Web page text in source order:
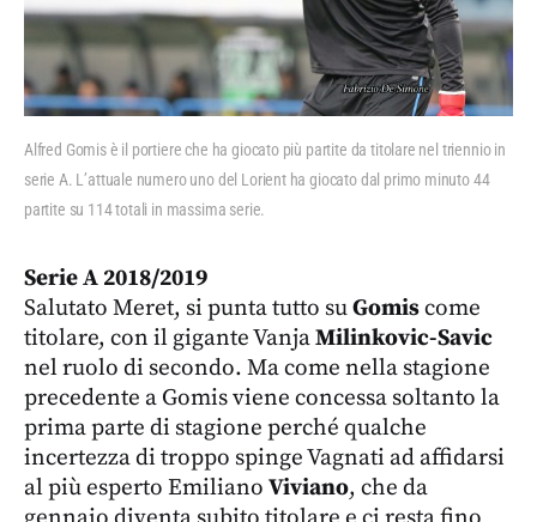
Alfred Gomis è il portiere che ha giocato più partite da titolare nel triennio in
serie A. L’attuale numero uno del Lorient ha giocato dal primo minuto 44
partite su 114 totali in massima serie.
Serie A 2018/2019
Salutato Meret, si punta tutto suGomiscome
titolare, con il gigante VanjaMilinkovic-Savic
nel ruolo di secondo. Ma come nella stagione
precedente a Gomis viene concessa soltanto la
prima parte di stagione perché qualche
incertezza di troppo spinge Vagnati ad affidarsi
al più esperto Emiliano Viviano, che da